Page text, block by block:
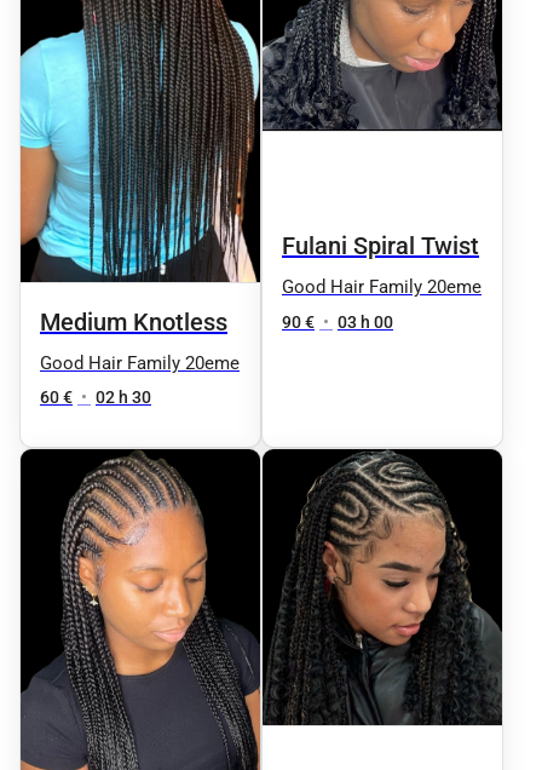
Medium Knotless
Good Hair Family 20eme
60 € • 02 h 30
Fulani Spiral Twist
Good Hair Family 20eme
90 € • 03 h 00